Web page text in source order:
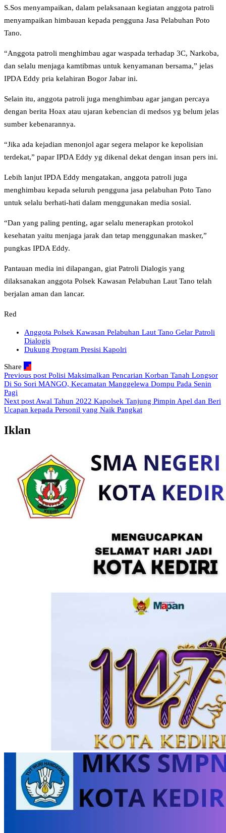
S.Sos menyampaikan, dalam pelaksanaan kegiatan anggota patroli
menyampaikan himbauan kepada pengguna Jasa Pelabuhan Poto
Tano.
“Anggota patroli menghimbau agar waspada terhadap 3C, Narkoba,
dan selalu menjaga kamtibmas untuk kenyamanan bersama,” jelas
IPDA Eddy pria kelahiran Bogor Jabar ini.
Selain itu, anggota patroli juga menghimbau agar jangan percaya
dengan berita Hoax atau ujaran kebencian di medsos yg belum jelas
sumber kebenarannya.
“Jika ada kejadian menonjol agar segera melapor ke kepolisian
terdekat,” papar IPDA Eddy yg dikenal dekat dengan insan pers ini.
Lebih lanjut IPDA Eddy mengatakan, anggota patroli juga
menghimbau kepada seluruh pengguna jasa pelabuhan Poto Tano
untuk selalu berhati-hati dalam menggunakan media sosial.
“Dan yang paling penting, agar selalu menerapkan protokol
kesehatan yaitu menjaga jarak dan tetap menggunakan masker,”
pungkas IPDA Eddy.
Pantauan media ini dilapangan, giat Patroli Dialogis yang
dilaksanakan anggota Polsek Kawasan Pelabuhan Laut Tano telah
berjalan aman dan lancar.
Red
Anggota Polsek Kawasan Pelabuhan Laut Tano Gelar Patroli
Dialogis
Dukung Program Presisi Kapolri
Share
Previous post Polisi Maksimalkan Pencarian Korban Tanah Longsor
Di So Sori MANGO, Kecamatan Manggelewa Dompu Pada Senin
Pagi
Next post Awal Tahun 2022 Kapolsek Tanjung Pimpin Apel dan Beri
Ucapan kepada Personil yang Naik Pangkat
Iklan